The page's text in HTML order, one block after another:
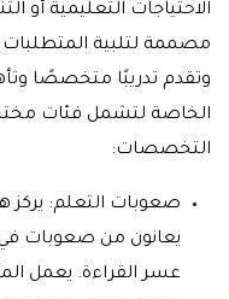
الاحتياجات التعليمية أو
مصممة لتلبية
وتقدم تدريبًا متخصصًا
الخاصة لتشمل فئات
التخصصات:
صعوبات التعلم: يركز
يعانون من صعوبات في
عسر القراءة. يعمل